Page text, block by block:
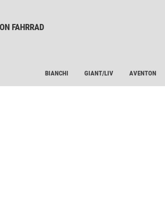
FAHRRAD
BIANCHI GIANT/LIV AVENTON